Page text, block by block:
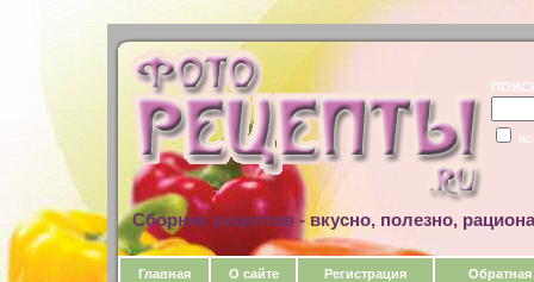
Сборник рецептов - вкусно, полезно,
Главная О сайте Регистрация Обратная